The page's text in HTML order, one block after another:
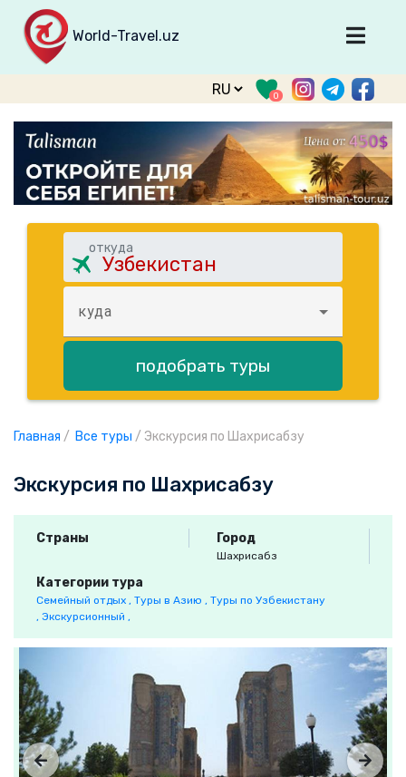
World-Travel.uz
Главная
Направления
Туры
Тур. фирмы
О проекте
0
откуда
куда
подобрать туры
Главная / Все туры / Экскурсия по Шахрисабзу
Экскурсия по Шахрисабзу
Страны Город
Шахрисабз
Категории тура
Семейный отдых , Туры в Азию , Туры по Узбекистану
, Экскурсионный ,